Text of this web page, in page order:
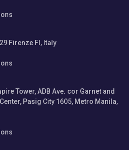
Firenze FI, Italy
Tower, ADB Ave. cor Garnet and
Pasig City 1605, Metro Manila,